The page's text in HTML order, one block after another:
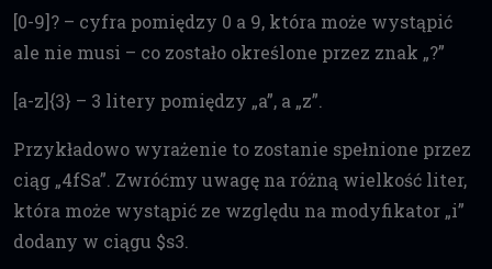
[0-9]? – cyfra pomiędzy 0 a 9, która może wystąpić
ale nie musi – co zostało określone przez znak „?”
[a-z]{3} – 3 litery pomiędzy „a”, a „z”.
Przykładowo wyrażenie to zostanie spełnione przez
ciąg „4fSa”. Zwróćmy uwagę na różną wielkość liter,
która może wystąpić ze względu na modyfikator „i”
dodany w ciągu $s3.